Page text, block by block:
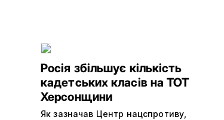
Росія збільшує кількість
кадетських класів на ТОТ
Херсонщини
Як зазначав Центр нацспротиву,